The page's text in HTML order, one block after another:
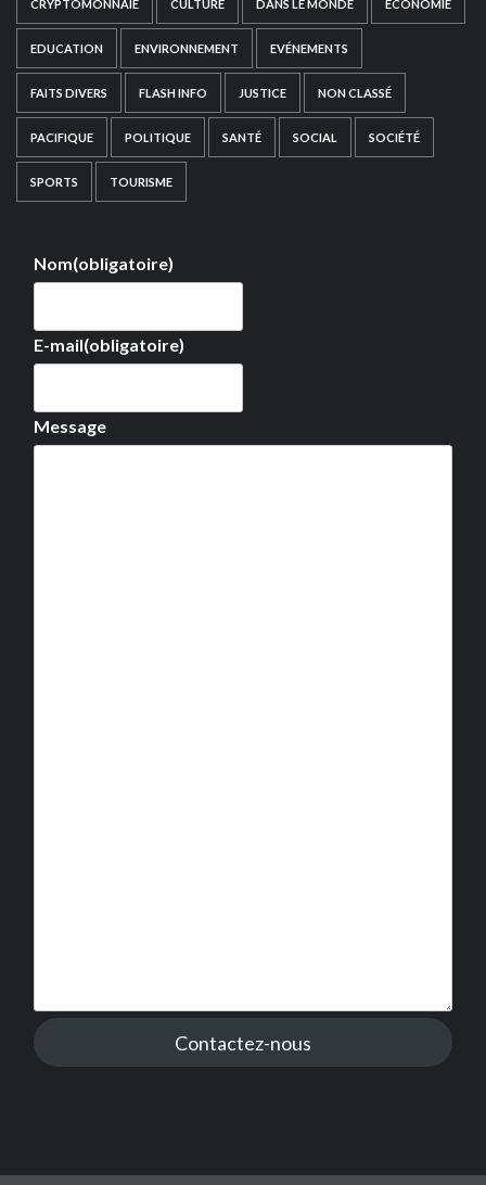
CRYPTOMONNAIE CULTURE DANS LE MONDE ECONOMIE
EDUCATION ENVIRONNEMENT EVÉNEMENTS
FAITS DIVERS FLASH INFO JUSTICE NON CLASSÉ
PACIFIQUE POLITIQUE SANTÉ SOCIAL SOCIÉTÉ
SPORTS TOURISME
Nom(obligatoire)
E-mail(obligatoire)
Message
Contactez-nous